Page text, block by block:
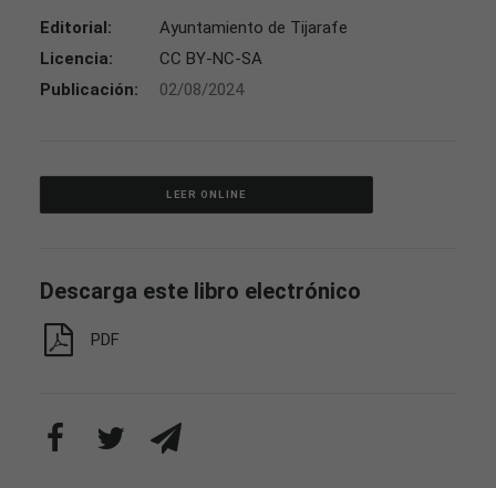
Editorial:
Ayuntamiento de Tijarafe
Licencia:
CC BY-NC-SA
Publicación:
02/08/2024
LEER ONLINE
Descarga este libro electrónico
PDF